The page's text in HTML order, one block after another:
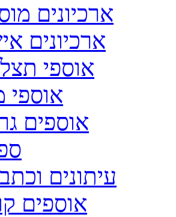
ארכיונים
ארכיונים
אוספי
אוספי
אוספים
עיתונים
אוספים